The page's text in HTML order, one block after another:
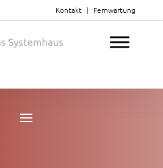
Kontakt | Fernwartung